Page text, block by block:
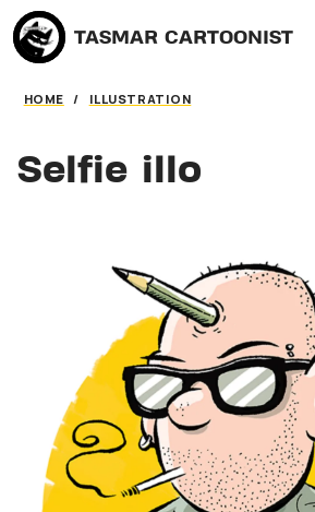
HOME / ILLUSTRATION
TASMAR CARTOONIST
Selfie illo